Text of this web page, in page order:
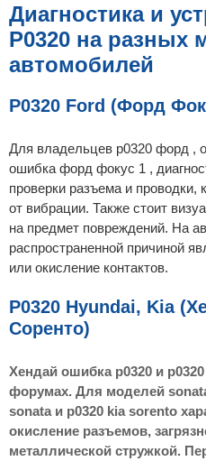
Диагностика и
P0320 на разных
автомобилей
P0320 Ford (Форд
Для владельцев p0320 форд ,
ошибка форд фокус 1 ,
проверки разъема и проводки,
от вибрации. Также стоит
на предмет повреждений. На
распространенной причиной
или окисление контактов.
P0320 Hyundai, Kia
Соренто)
Хендай ошибка p0320 и
форумах. Для моделей
sonata и p0320 kia sorento
окисление разъемов,
металлической стружкой.